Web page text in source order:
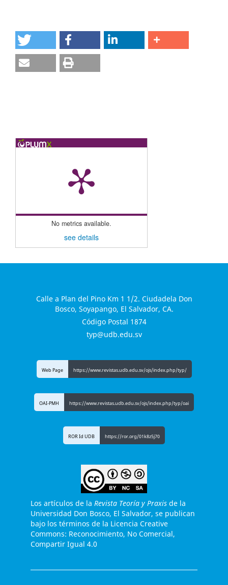
No metrics available.
see details
Calle a Plan del Pino Km 1 1/2. Ciudadela Don
Bosco, Soyapango, El Salvador, CA.
Código Postal 1874
typ@udb.edu.sv
Web Page https://www.revistas.udb.edu.sv/ojs/index.php/typ/
OAI-PMH https://www.revistas.udb.edu.sv/ojs/index.php/typ/oai
ROR Id UDB https://ror.org/01k8z5j70
Los artículos de la Revista Teoría y Praxisde la
Universidad Don Bosco, El Salvador, se publican
bajo los términos de la Licencia Creative
Commons: Reconocimiento, No Comercial,
Compartir Igual 4.0